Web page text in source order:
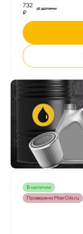
732
₽
наличии
Проверено PiterOils.ru